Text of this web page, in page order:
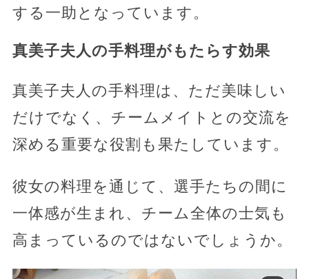
する一助となっています。
真美子夫人の手料理がもたらす効果
真美子夫人の手料理は、ただ美味しい
だけでなく、チームメイトとの交流を
深める重要な役割も果たしています。
彼女の料理を通じて、選手たちの間に
一体感が生まれ、チーム全体の士気も
高まっているのではないでしょうか。